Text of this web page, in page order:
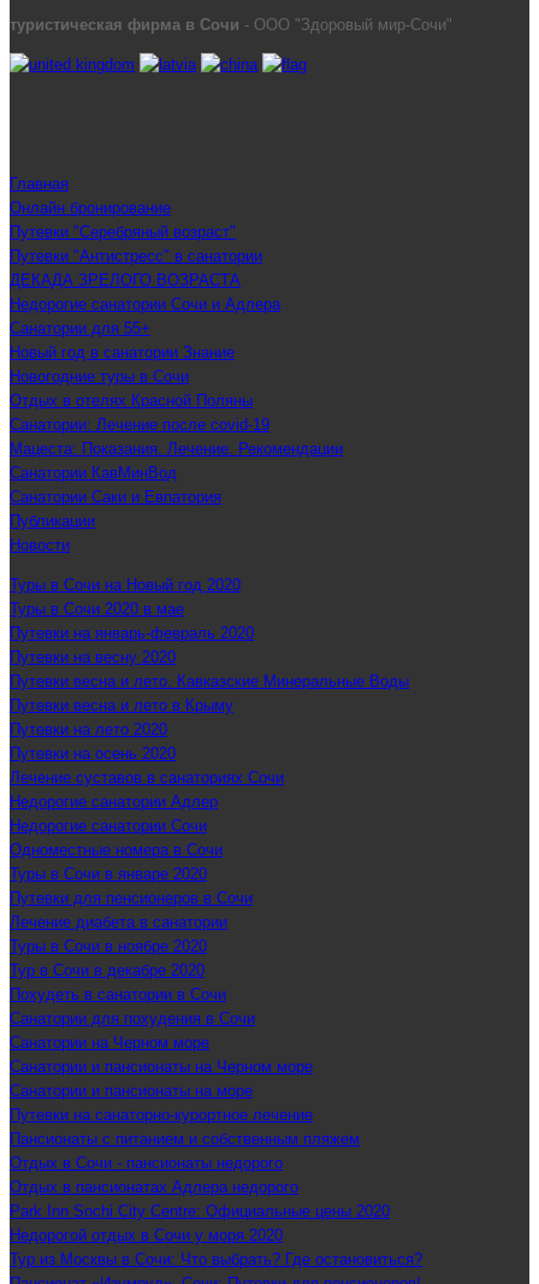
туристическая фирма в Сочи - ООО "Здоровый мир-Сочи"
Главная
Онлайн бронирование
Путевки "Серебряный возраст"
Путевки "Антистресс" в санатории
ДЕКАДА ЗРЕЛОГО ВОЗРАСТА
Недорогие санатории Сочи и Адлера
Санатории для 55+
Новый год в санатории Знание
Новогодние туры в Сочи
Отдых в отелях Красной Поляны
Санатории: Лечение после covid-19
Мацеста: Показания. Лечение. Рекомендации
Санатории КавМинВод
Санатории Саки и Евпатория
Публикации
Новости
Туры в Сочи на Новый год 2020
Туры в Сочи 2020 в мае
Путевки на январь-февраль 2020
Путевки на весну 2020
Путевки весна и лето. Кавказские Минеральные Воды
Путевки весна и лето в Крыму
Путевки на лето 2020
Путевки на осень 2020
Лечение суставов в санаториях Сочи
Недорогие санатории Адлер
Недорогие санатории Сочи
Одноместные номера в Сочи
Туры в Сочи в январе 2020
Путевки для пенсионеров в Сочи
Лечение диабета в санатории
Туры в Сочи в ноябре 2020
Тур в Сочи в декабре 2020
Похудеть в санатории в Сочи
Санатории для похудения в Сочи
Санатории на Черном море
Санатории и пансионаты на Черном море
Санатории и пансионаты на море
Путевки на санаторно-курортное лечение
Пансионаты с питанием и собственным пляжем
Отдых в Сочи - пансионаты недорого
Отдых в пансионатах Адлера недорого
Park Inn Sochi City Centre: Официальные цены 2020
Недорогой отдых в Сочи у моря 2020
Тур из Москвы в Сочи: Что выбрать? Где остановиться?